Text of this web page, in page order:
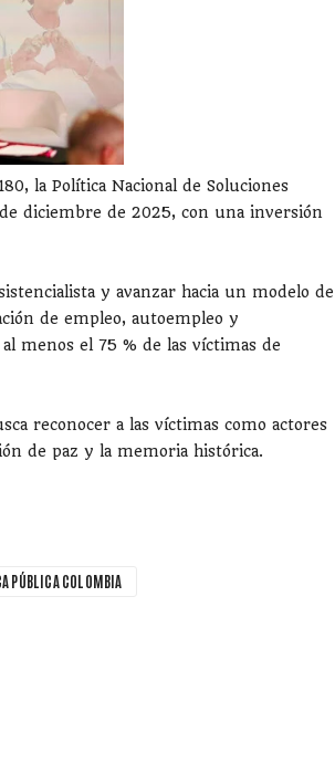
la Política Nacional de Soluciones
diciembre de 2025, con una inversión
y avanzar hacia un modelo de
de empleo, autoempleo y
menos el 75 % de las víctimas de
reconocer a las víctimas como actores
de paz y la memoria histórica.
PÚBLICA COLOMBIA